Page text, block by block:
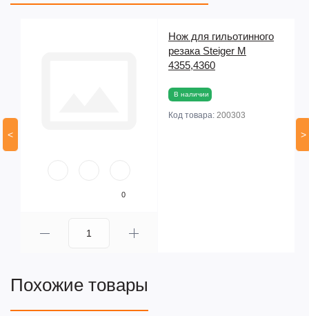
<
0
Нож для гильотинного
резака Steiger M
4355,4360
В наличии
Код товара: 200303
>
Похожие товары